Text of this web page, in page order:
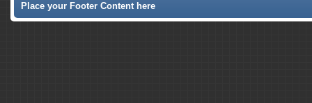
Place your Footer Content here